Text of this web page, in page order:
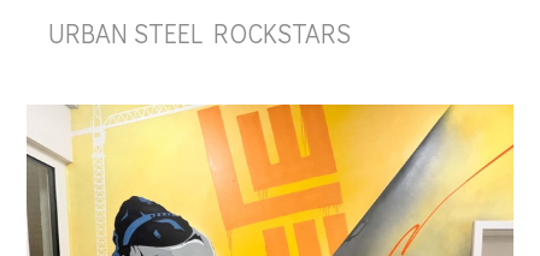
URBAN STEEL ROCKSTARS